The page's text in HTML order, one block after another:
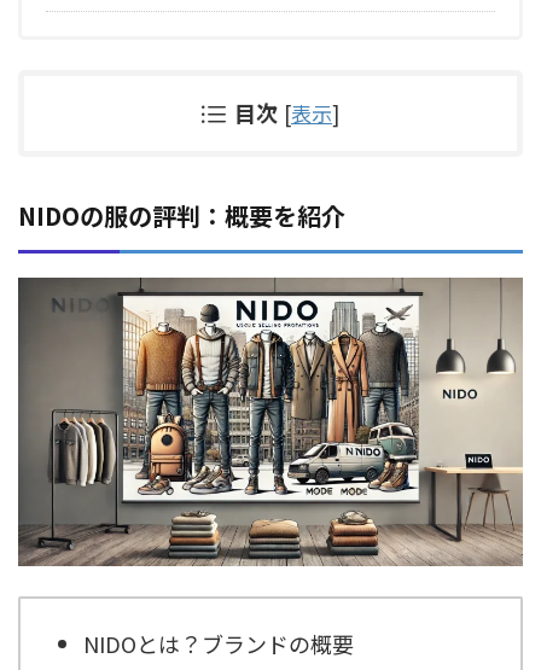
目次 [表示]
NIDOの服の評判：概要を紹介
NIDOとは？ブランドの概要